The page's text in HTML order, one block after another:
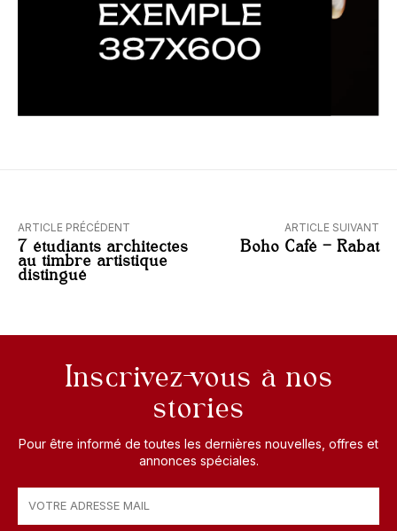
ARTICLE PRÉCÉDENT
7 étudiants architectes
au timbre artistique
distingué
ARTICLE SUIVANT
Boho Café – Rabat
Inscrivez-vous à nos
stories
Pour être informé de toutes les dernières nouvelles, offres et
annonces spéciales.